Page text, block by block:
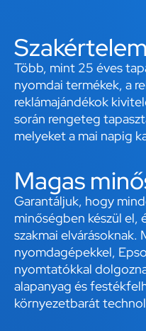
Több, mint 25 éves
nyomdai termékek, a
reklámajándékok
során rengeteg
melyeket a mai napig
Magas
Garantáljuk, hogy
minőségben készül el,
szakmai
nyomdagépekkel,
nyomtatókkal
alapanyag és
környezetbarát